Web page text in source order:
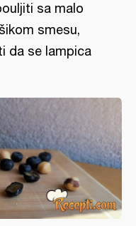
sa malo
smesu,
da se lampica